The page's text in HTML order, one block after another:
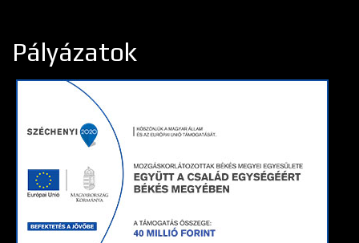
Pályázatok